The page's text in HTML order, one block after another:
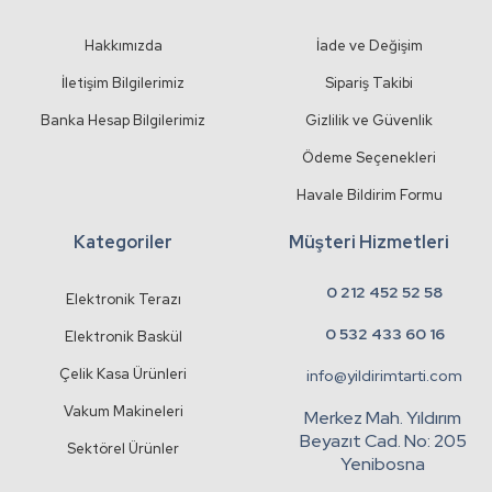
Hakkımızda
İletişim Bilgilerimiz
Banka Hesap Bilgilerimiz
İade ve Değişim
Sipariş Takibi
Gizlilik ve Güvenlik
Ödeme Seçenekleri
Havale Bildirim Formu
Kategoriler
Elektronik Terazı
Elektronik Baskül
Çelik Kasa Ürünleri
Vakum Makineleri
Sektörel Ürünler
Müşteri Hizmetleri
0 212 452 52 58
0 532 433 60 16
info@yildirimtarti.com
Merkez Mah. Yıldırım
Beyazıt Cad. No: 205
Yenibosna